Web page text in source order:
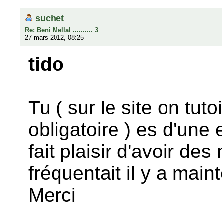
suchet
Re: Beni Mellal .......... 3
27 mars 2012, 08:25
tido
Tu ( sur le site on
obligatoire ) es d'une
fait plaisir d'avoir des
fréquentait il y a
Merci